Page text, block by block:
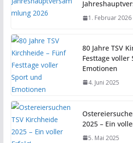
1. Februar 2026
80 Jahre TSV
Festtage voller
Emotionen
4. Juni 2025
2025 – Ein
5. Mai 2025